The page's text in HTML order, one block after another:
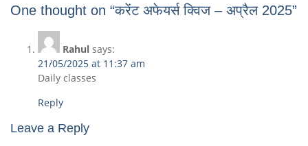
One thought on “करेंट अफेयर्स क्विज – अप्रैल 2025”
Rahul says:
21/05/2025 at 11:37 am
Daily classes
Reply
Leave a Reply